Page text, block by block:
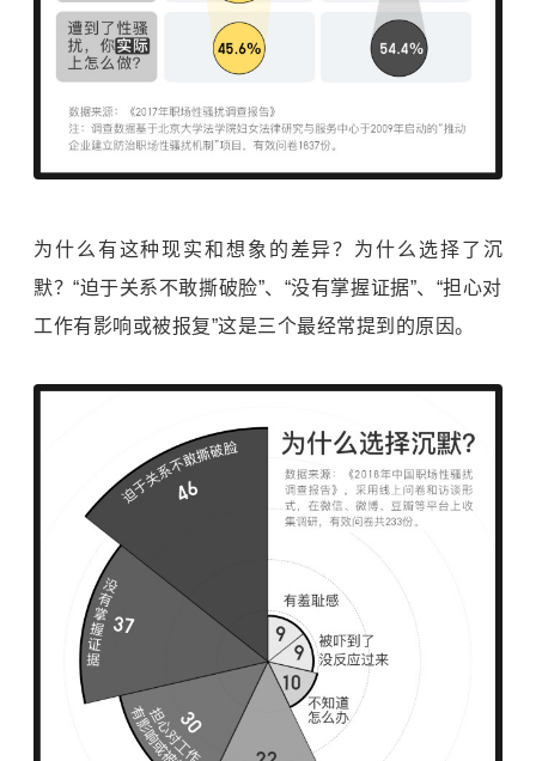
为什么有这种现实和想象的差异？为什么选择了沉
默？“迫于关系不敢撕破脸”、“没有掌握证据”、“担心对
工作有影响或被报复”这是三个最经常提到的原因。